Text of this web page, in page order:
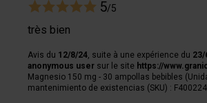
5/5
très bien
Avis du 12/8/24 , suite à une expérience du 23/
anonymous user sur le site https://
Magnesio 150 mg - 30 ampollas bebibles
mantenimiento de existencias (SKU) :